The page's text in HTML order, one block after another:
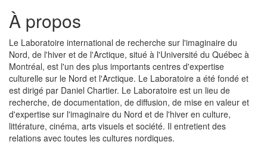
À propos
Le Laboratoire international de recherche sur l'imaginaire du
Nord, de l'hiver et de l'Arctique, situé à l'Université du Québec à
Montréal, est l'un des plus importants centres d'expertise
culturelle sur le Nord et l'Arctique. Le Laboratoire a été fondé et
est dirigé par Daniel Chartier. Le Laboratoire est un lieu de
recherche, de documentation, de diffusion, de mise en valeur et
d'expertise sur l'imaginaire du Nord et de l'hiver en culture,
littérature, cinéma, arts visuels et société. Il entretient des
relations avec toutes les cultures nordiques.